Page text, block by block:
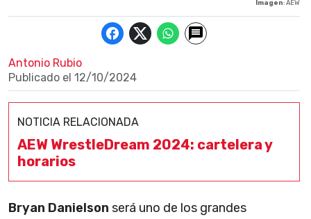
Imagen: AEW
Antonio Rubio
Publicado el 12/10/2024
NOTICIA RELACIONADA
AEW WrestleDream 2024: cartelera y
horarios
Bryan Danielson será uno de los grandes